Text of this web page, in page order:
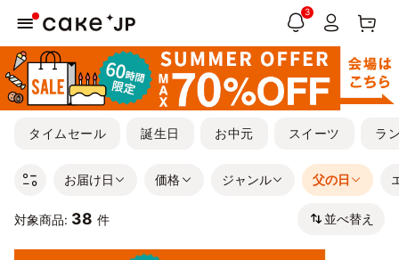
3
タイムセール 誕生日 お中元 スイーツ ラ
お届け日 価格 ジャンル 父の日
対象商品: 38 件 並べ替え